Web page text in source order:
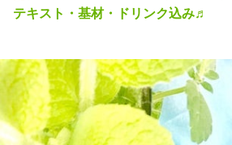
テキスト・基材・ドリンク込み♬